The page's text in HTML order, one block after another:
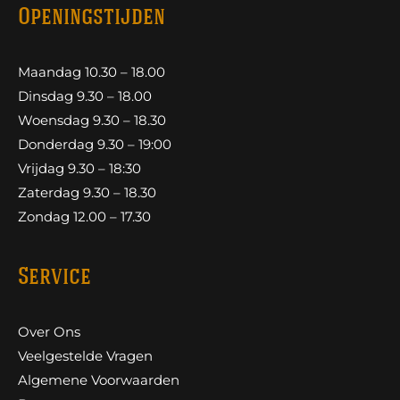
Openingstijden
Maandag 10.30 – 18.00
Dinsdag 9.30 – 18.00
Woensdag 9.30 – 18.30
Donderdag 9.30 – 19:00
Vrijdag 9.30 – 18:30
Zaterdag 9.30 – 18.30
Zondag 12.00 – 17.30
Service
Over Ons
Veelgestelde Vragen
Algemene Voorwaarden